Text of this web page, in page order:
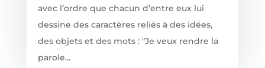
avec l’ordre que chacun d’entre eux lui
dessine des caractères reliés à des idées,
des objets et des mots : "Je veux rendre la
parole...